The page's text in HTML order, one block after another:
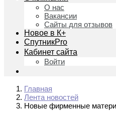
О нас
Вакансии
Сайты для отзывов
Новое в К+
СпутникPro
Кабинет сайта
Войти
Главная
Лента новостей
Новые фирменные